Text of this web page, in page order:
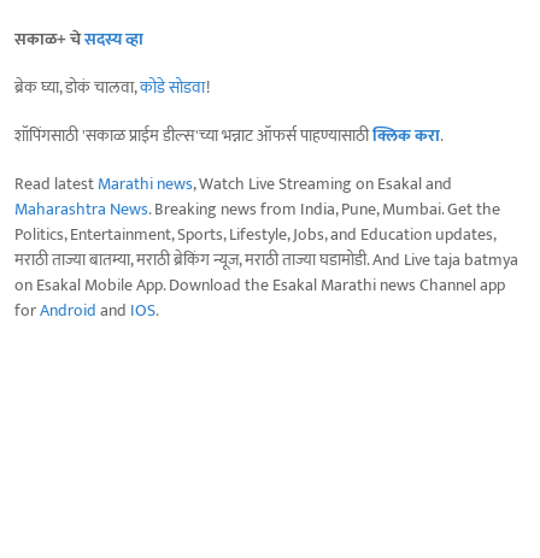
सकाळ+ चेसदस्य व्हा
ब्रेक घ्या, डोकं चालवा,कोडे सोडवा!
शॉपिंगसाठी 'सकाळ प्राईम डील्स'च्या भन्नाट ऑफर्स पाहण्यासाठीक्लिक करा.
Read latestMarathi news, Watch Live Streaming on Esakal and
Maharashtra News. Breaking news from India, Pune, Mumbai. Get the
Politics, Entertainment, Sports, Lifestyle, Jobs, and Education updates,
मराठी ताज्या बातम्या, मराठी ब्रेकिंग न्यूज, मराठी ताज्या घडामोडी. And Live taja batmya
on Esakal Mobile App. Download the Esakal Marathi news Channel app
forAndroidand IOS.